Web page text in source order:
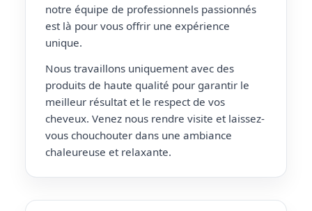
notre équipe de professionnels passionnés
est là pour vous offrir une expérience
unique.
Nous travaillons uniquement avec des
produits de haute qualité pour garantir le
meilleur résultat et le respect de vos
cheveux. Venez nous rendre visite et laissez-
vous chouchouter dans une ambiance
chaleureuse et relaxante.